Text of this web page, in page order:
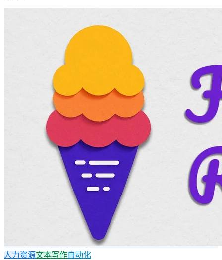
人力资源文本写作自动化